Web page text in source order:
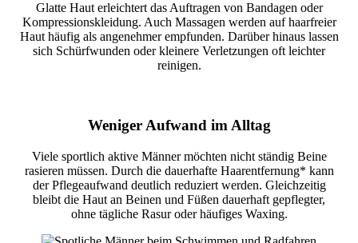
Glatte Haut erleichtert das Auftragen von Bandagen oder
Kompressionskleidung. Auch Massagen werden auf haarfreier
Haut häufig als angenehmer empfunden. Darüber hinaus lassen
sich Schürfwunden oder kleinere Verletzungen oft leichter
reinigen.
Weniger Aufwand im Alltag
Viele sportlich aktive Männer möchten nicht ständig Beine
rasieren müssen. Durch die dauerhafte Haarentfernung* kann
der Pflegeaufwand deutlich reduziert werden. Gleichzeitig
bleibt die Haut an Beinen und Füßen dauerhaft gepflegter,
ohne tägliche Rasur oder häufiges Waxing.